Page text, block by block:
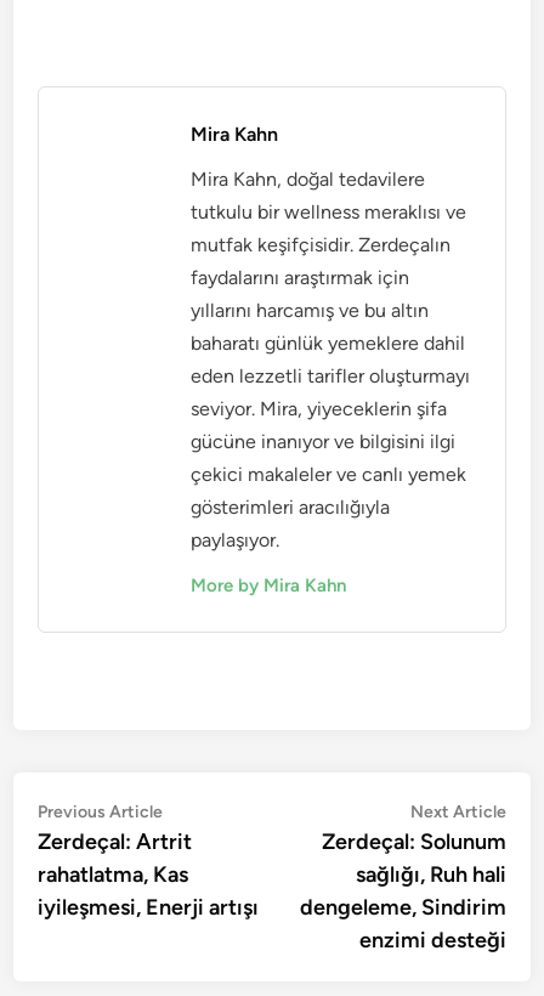
Mira Kahn
Mira Kahn, doğal tedavilere
tutkulu bir wellness meraklısı ve
mutfak keşifçisidir. Zerdeçalın
faydalarını araştırmak için
yıllarını harcamış ve bu altın
baharatı günlük yemeklere dahil
eden lezzetli tarifler oluşturmayı
seviyor. Mira, yiyeceklerin şifa
gücüne inanıyor ve bilgisini ilgi
çekici makaleler ve canlı yemek
gösterimleri aracılığıyla
paylaşıyor.
More by Mira Kahn
Post
navigation
Previous ArticlePrevious
article:
Zerdeçal: Artrit
rahatlatma, Kas
iyileşmesi, Enerji artışı
Next Article
Zerdeçal: Solunum
sağlığı, Ruh hali
dengeleme, Sindirim
enzimi desteği